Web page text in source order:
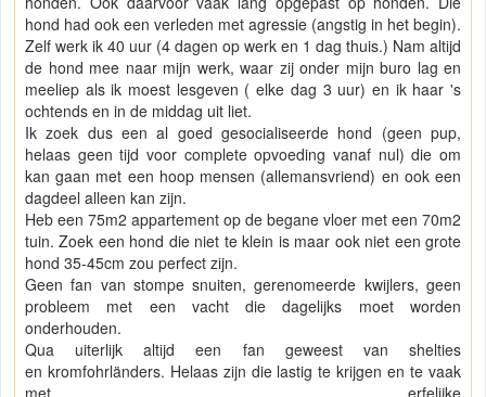
hond had ook een verleden met agressie (angstig in het begin).
Zelf werk ik 40 uur (4 dagen op werk en 1 dag thuis.) Nam altijd
de hond mee naar mijn werk, waar zij onder mijn buro lag en
meeliep als ik moest lesgeven ( elke dag 3 uur) en ik haar 's
ochtends en in de middag uit liet.
Ik zoek dus een al goed gesocialiseerde hond (geen pup,
helaas geen tijd voor complete opvoeding vanaf nul) die om
kan gaan met een hoop mensen (allemansvriend) en ook een
dagdeel alleen kan zijn.
Heb een 75m2 appartement op de begane vloer met een 70m2
tuin. Zoek een hond die niet te klein is maar ook niet een grote
hond 35-45cm zou perfect zijn.
Geen fan van stompe snuiten, gerenomeerde kwijlers, geen
probleem met een vacht die dagelijks moet worden
onderhouden.
Qua uiterlijk altijd een fan geweest van shelties
en kromfohrländers. Helaas zijn die lastig te krijgen en te vaak